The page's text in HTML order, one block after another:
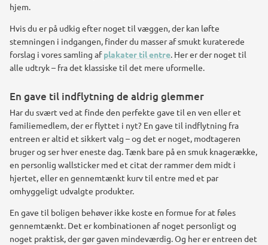
hjem.
Hvis du er på udkig efter noget til væggen, der kan løfte
stemningen i indgangen, finder du masser af smukt kuraterede
forslag i vores samling afplakater til entre . Her er der noget til
alle udtryk – fra det klassiske til det mere uformelle.
En gave til indflytning de aldrig glemmer
Har du svært ved at finde den perfekte gave til en ven eller et
familiemedlem, der er flyttet i nyt? En gave til indflytning fra
entreen er altid et sikkert valg – og det er noget, modtageren
bruger og ser hver eneste dag. Tænk bare på en smuk knagerække,
en personlig wallsticker med et citat der rammer dem midt i
hjertet, eller en gennemtænkt kurv til entre med et par
omhyggeligt udvalgte produkter.
En gave til boligen behøver ikke koste en formue for at føles
gennemtænkt. Det er kombinationen af noget personligt og
noget praktisk, der gør gaven mindeværdig. Og her er entreen det